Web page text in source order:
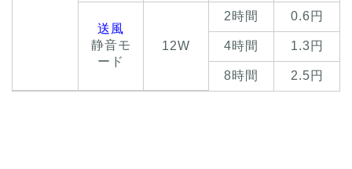
送風
静音モ
ード
12W
2時間 0.6円
4時間 1.3円
8時間 2.5円